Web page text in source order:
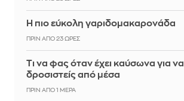
Η πιο εύκολη γαριδομακαρονάδα
ΠΡΙΝ ΑΠΌ 23 ΏΡΕΣ
Τι να φας όταν έχει καύσωνα για να
δροσιστείς από μέσα
ΠΡΙΝ ΑΠΌ 1 ΜΈΡΑ